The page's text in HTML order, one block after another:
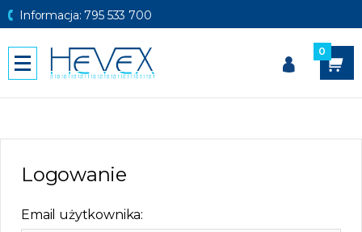
Informacja: 795 533 700
0
Logowanie
Email użytkownika: